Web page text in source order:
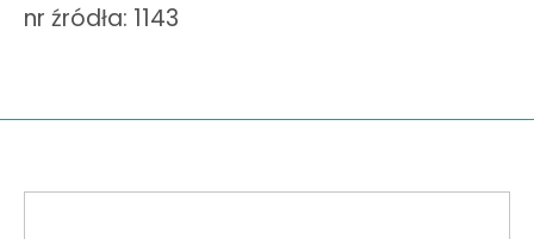
nr źródła: 1143